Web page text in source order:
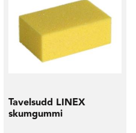
Tavelsudd LINEX
skumgummi